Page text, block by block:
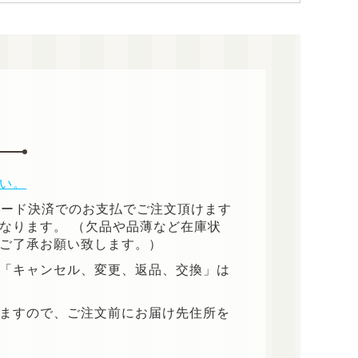
。
ド決済でのお支払でご注文頂けます
ります。 （欠品や品薄など在庫状
了承お願い致します。）
キャンセル、変更、返品、交換」は
すので、ご注文前にお届け先住所を